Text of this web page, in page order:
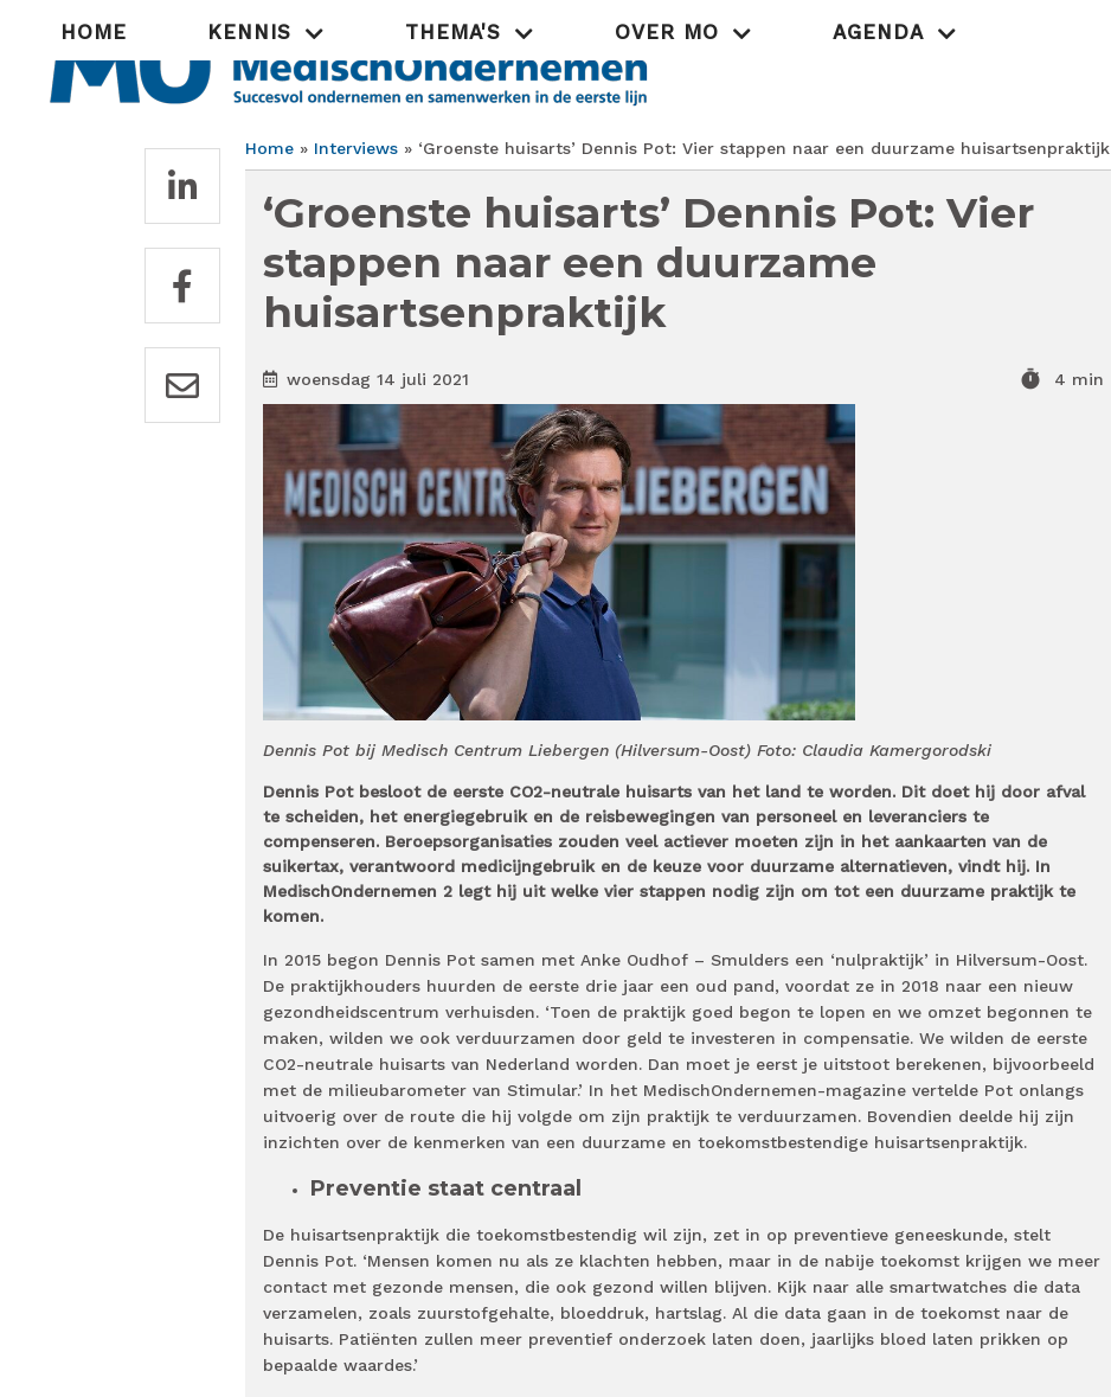
Hoofdnavigatie
HOME KENNIS THEMA'S OVER MO AGENDA
Home Interviews ‘Groenste huisarts’ Dennis Pot: Vier stappen naar een duurzame huisartsenpraktijk
‘Groenste huisarts’ Dennis Pot: Vier
stappen naar een duurzame
huisartsenpraktijk
woensdag 14 juli 2021 timer 4 min
Dennis Pot bij Medisch Centrum Liebergen (Hilversum-Oost) Foto: Claudia Kamergorodski
Dennis Pot besloot de eerste CO2-neutrale huisarts van het land te worden. Dit doet hij door afval
te scheiden, het energiegebruik en de reisbewegingen van personeel en leveranciers te
compenseren. Beroepsorganisaties zouden veel actiever moeten zijn in het aankaarten van de
suikertax, verantwoord medicijngebruik en de keuze voor duurzame alternatieven, vindt hij. In
MedischOndernemen 2 legt hij uit welke vier stappen nodig zijn om tot een duurzame praktijk te
komen.
In 2015 begon Dennis Pot samen met Anke Oudhof – Smulders een ‘nulpraktijk’ in Hilversum-Oost.
De praktijkhouders huurden de eerste drie jaar een oud pand, voordat ze in 2018 naar een nieuw
gezondheidscentrum verhuisden. ‘Toen de praktijk goed begon te lopen en we omzet begonnen te
maken, wilden we ook verduurzamen door geld te investeren in compensatie. We wilden de eerste
CO2-neutrale huisarts van Nederland worden. Dan moet je eerst je uitstoot berekenen, bijvoorbeeld
met de milieubarometer van Stimular.’ In het MedischOndernemen-magazine vertelde Pot onlangs
uitvoerig over de route die hij volgde om zijn praktijk te verduurzamen. Bovendien deelde hij zijn
inzichten over de kenmerken van een duurzame en toekomstbestendige huisartsenpraktijk.
Preventie staat centraal
De huisartsenpraktijk die toekomstbestendig wil zijn, zet in op preventieve geneeskunde, stelt
Dennis Pot. ‘Mensen komen nu als ze klachten hebben, maar in de nabije toekomst krijgen we meer
contact met gezonde mensen, die ook gezond willen blijven. Kijk naar alle smartwatches die data
verzamelen, zoals zuurstofgehalte, bloeddruk, hartslag. Al die data gaan in de toekomst naar de
huisarts. Patiënten zullen meer preventief onderzoek laten doen, jaarlijks bloed laten prikken op
bepaalde waardes.’